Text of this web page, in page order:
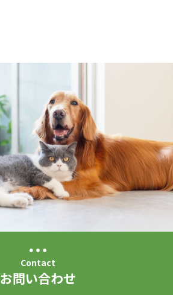
Contact
お問い合わせ